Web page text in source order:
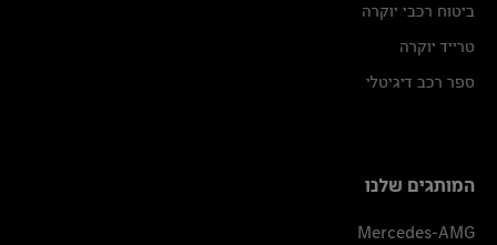
ביטוח רכבי יוקרה
טרייד יוקרה
ספר רכב דיגיטלי
המותגים שלנו
Mercedes-AMG